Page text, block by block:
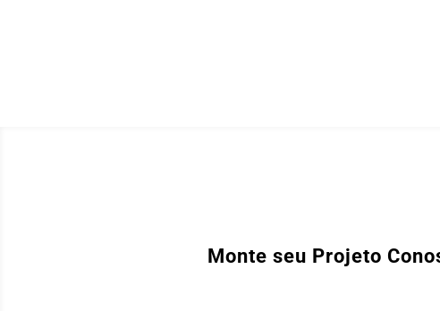
Monte seu Projeto